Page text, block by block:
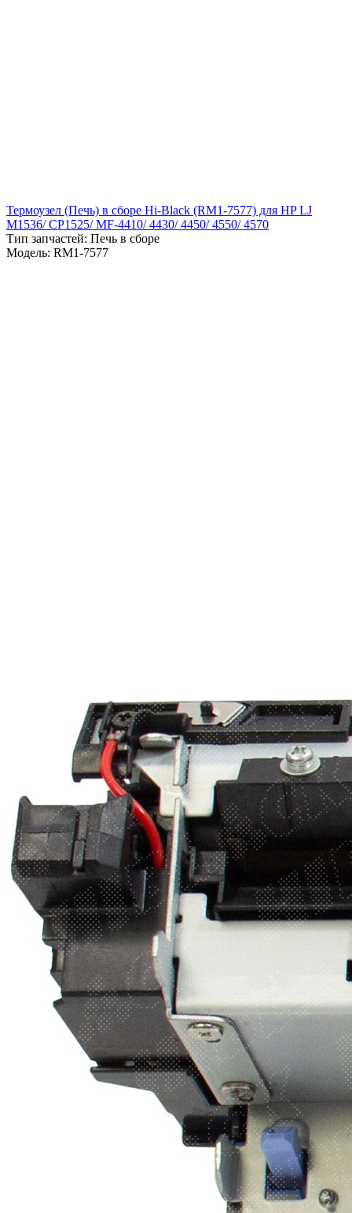
Термоузел (Печь) в сборе Hi-Black (RM1-7577) для HP LJ
M1536/ CP1525/ MF-4410/ 4430/ 4450/ 4550/ 4570
Тип запчастей: Печь в сборе
Модель: RM1-7577